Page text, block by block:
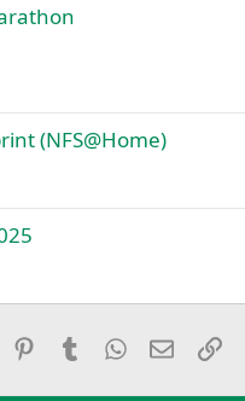
(NFS@Home)
PinterestTumblr WhatsApp
E-Mail